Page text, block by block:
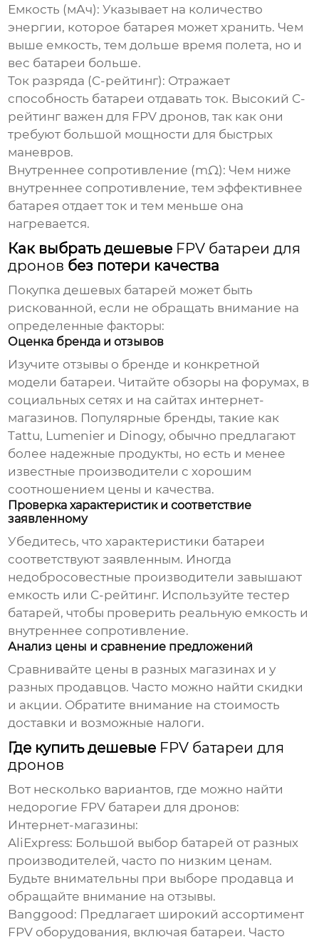
Емкость (мАч): Указывает на количество
энергии, которое батарея может хранить. Чем
выше емкость, тем дольше время полета, но и
вес батареи больше.
Ток разряда (C-рейтинг): Отражает
способность батареи отдавать ток. Высокий C-
рейтинг важен для FPV дронов, так как они
требуют большой мощности для быстрых
маневров.
Внутреннее сопротивление (mΩ): Чем ниже
внутреннее сопротивление, тем эффективнее
батарея отдает ток и тем меньше она
нагревается.
Как выбрать дешевые FPV батареи для
дронов без потери качества
Покупка дешевых батарей может быть
рискованной, если не обращать внимание на
определенные факторы:
Оценка бренда и отзывов
Изучите отзывы о бренде и конкретной
модели батареи. Читайте обзоры на форумах, в
социальных сетях и на сайтах интернет-
магазинов. Популярные бренды, такие как
Tattu, Lumenier и Dinogy, обычно предлагают
более надежные продукты, но есть и менее
известные производители с хорошим
соотношением цены и качества.
Проверка характеристик и соответствие
заявленному
Убедитесь, что характеристики батареи
соответствуют заявленным. Иногда
недобросовестные производители завышают
емкость или C-рейтинг. Используйте тестер
батарей, чтобы проверить реальную емкость и
внутреннее сопротивление.
Анализ цены и сравнение предложений
Сравнивайте цены в разных магазинах и у
разных продавцов. Часто можно найти скидки
и акции. Обратите внимание на стоимость
доставки и возможные налоги.
Где купить дешевые FPV батареи для
дронов
Вот несколько вариантов, где можно найти
недорогие FPV батареи для дронов:
Интернет-магазины:
AliExpress: Большой выбор батарей от разных
производителей, часто по низким ценам.
Будьте внимательны при выборе продавца и
обращайте внимание на отзывы.
Banggood: Предлагает широкий ассортимент
FPV оборудования, включая батареи. Часто